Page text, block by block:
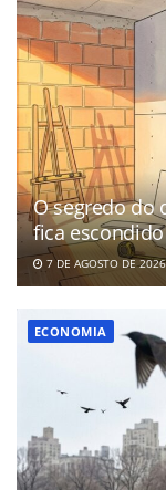
O segredo do
fica
7 DE AGOSTO DE 2026
ECONOMIA